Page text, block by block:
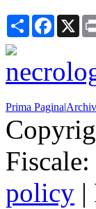
Condividi X
Prima Pagina|
policy |